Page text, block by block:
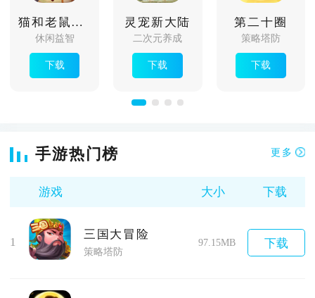
猫和老鼠欢乐互动共研服
休闲益智
下载
灵宠新大陆
二次元养成
下载
第二十圈
策略塔防
下载
手游热门榜 更多
游戏 大小 下载
1
三国大冒险
策略塔防
97.15MB 下载